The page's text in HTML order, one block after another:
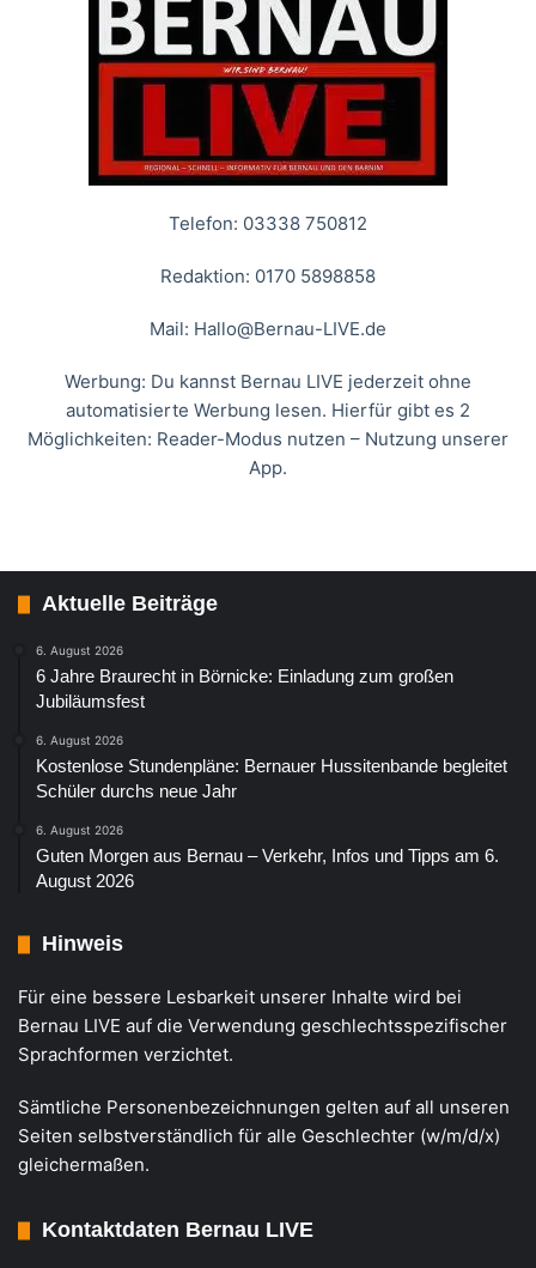
Telefon: 03338 750812
Redaktion: 0170 5898858
Mail: Hallo@Bernau-LIVE.de
Werbung: Du kannst Bernau LIVE jederzeit ohne
automatisierte Werbung lesen. Hierfür gibt es 2
Möglichkeiten: Reader-Modus nutzen – Nutzung unserer
App.
Aktuelle Beiträge
6. August 2026
6 Jahre Braurecht in Börnicke: Einladung zum großen
Jubiläumsfest
6. August 2026
Kostenlose Stundenpläne: Bernauer Hussitenbande begleitet
Schüler durchs neue Jahr
6. August 2026
Guten Morgen aus Bernau – Verkehr, Infos und Tipps am 6.
August 2026
Hinweis
Für eine bessere Lesbarkeit unserer Inhalte wird bei
Bernau LIVE auf die Verwendung geschlechtsspezifischer
Sprachformen verzichtet.
Sämtliche Personenbezeichnungen gelten auf all unseren
Seiten selbstverständlich für alle Geschlechter (w/m/d/x)
gleichermaßen.
Kontaktdaten Bernau LIVE